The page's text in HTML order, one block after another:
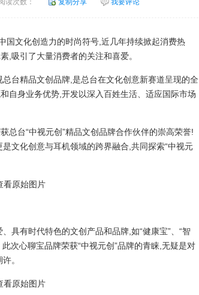
读次数： 复制分享 我要评论
文化创造力的时尚符号,近几年持续掀起消费热
,吸引了大量消费者的关注和喜爱‌。
台精品文创品牌,是总台在文化创意新赛道呈现的全
自身业务优势,开发以深入百姓生活、适应国际市场
“中视元创”精品文创品牌合作伙伴的崇高荣誉!
文化创意与耳机领域的跨界融合,共同探索“中视元
有时代特色的文创产品和品牌,如“健康宝”、“智
此次心聊宝品牌荣获“中视元创”品牌的青睐,无疑是对
。